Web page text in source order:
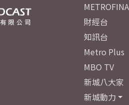
財經台
知訊台
Metro Plus
MBO TV
新城八大家
新城動力